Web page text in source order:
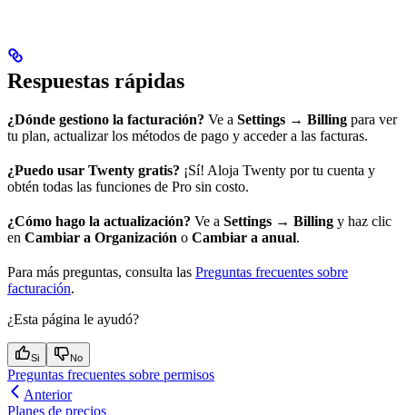
Respuestas rápidas
¿Dónde gestiono la facturación? Ve a Settings → Billing para ver
tu plan, actualizar los métodos de pago y acceder a las facturas.
¿Puedo usar Twenty gratis? ¡Sí! Aloja Twenty por tu cuenta y
obtén todas las funciones de Pro sin costo.
¿Cómo hago la actualización? Ve a Settings → Billing y haz clic
en Cambiar a Organización o Cambiar a anual.
Para más preguntas, consulta las Preguntas frecuentes sobre
facturación.
¿Esta página le ayudó?
Si No
Preguntas frecuentes sobre permisos
Anterior
Planes de precios